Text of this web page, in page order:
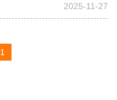
2025-11-27
1